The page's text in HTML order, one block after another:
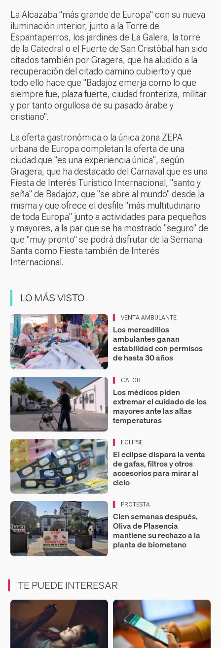
La Alcazaba "más grande de Europa" con su nueva
iluminación interior, junto a la Torre de
Espantaperros, los jardines de La Galera, la torre
de la Catedral o el Fuerte de San Cristóbal han sido
citados también por Gragera, que ha aludido a la
recuperación del citado camino cubierto y que
todo ello hace que "Badajoz emerja como lo que
siempre fue, plaza fuerte, ciudad fronteriza, militar
y por tanto orgullosa de su pasado árabe y
cristiano".
La oferta gastronómica o la única zona ZEPA
urbana de Europa completan la oferta de una
ciudad que "es una experiencia única", según
Gragera, que ha destacado del Carnaval que es una
Fiesta de Interés Turístico Internacional, "santo y
seña" de Badajoz, que "se abre al mundo" desde la
misma y que ofrece el desfile "más multitudinario
de toda Europa" junto a actividades para pequeños
y mayores, a la par que se ha mostrado "seguro" de
que "muy pronto" se podrá disfrutar de la Semana
Santa como Fiesta también de Interés
Internacional.
LO MÁS VISTO
VENTA AMBULANTE
Los mercadillos
ambulantes ganan
estabilidad con permisos
de hasta 30 años
CALOR
Los médicos piden
extremar el cuidado de los
mayores ante las altas
temperaturas
ECLIPSE
El eclipse dispara la venta
de gafas, filtros y otros
accesorios para mirar al
cielo
PROTESTA
Cien semanas después,
Oliva de Plasencia
mantiene su rechazo a la
planta de biometano
TE PUEDE INTERESAR